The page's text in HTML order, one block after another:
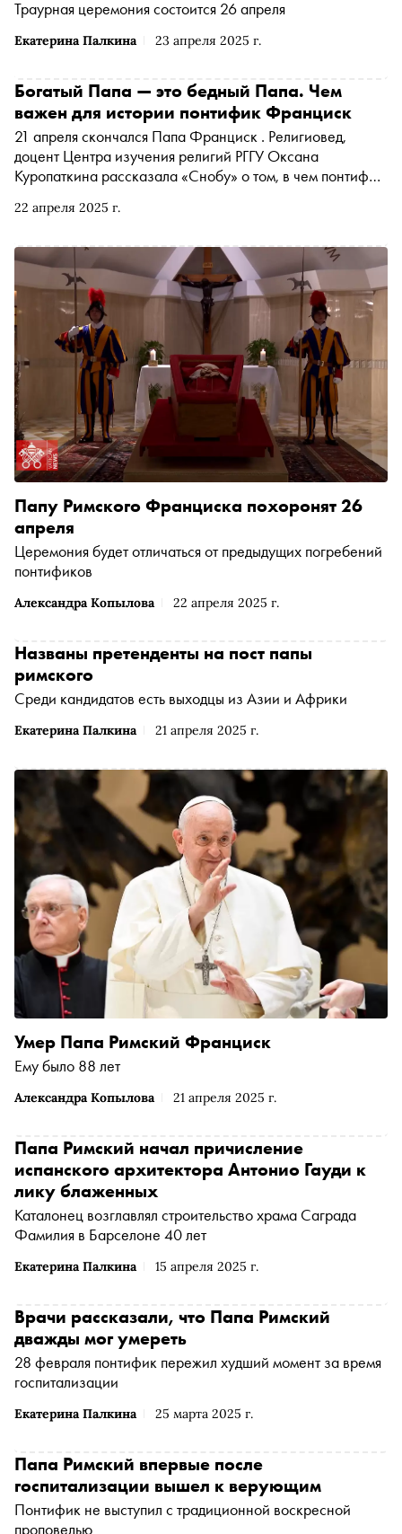
Екатерина Палкина 23 апреля 2025 г.
Траурная церемония состоится 26 апреля
22 апреля 2025 г.
Богатый Папа — это бедный Папа. Чем
важен для истории понтифик Франциск
21 апреля скончался Папа Франциск . Религиовед,
доцент Центра изучения религий РГГУ Оксана
Куропаткина рассказала «Снобу» о том, в чем понтифик
католической Церкви, с помощью чего пытался наладить
возмущение у консерваторов правого толка, как
защищал жертв педофилии, зачем упрощал процедуру
разводов и по какому сценарию пройдет передача
папского сана
Александра Копылова 22 апреля 2025 г.
Папу Римского Франциска похоронят 26
апреля
Церемония будет отличаться от предыдущих погребений
понтификов
Екатерина Палкина 21 апреля 2025 г.
Названы претенденты на пост папы
римского
Среди кандидатов есть выходцы из Азии и Африки
Александра Копылова 21 апреля 2025 г.
Умер Папа Римский Франциск
Ему было 88 лет
Екатерина Палкина 15 апреля 2025 г.
Папа Римский начал причисление
испанского архитектора Антонио Гауди к
лику блаженных
Каталонец возглавлял строительство храма Саграда
Фамилия в Барселоне 40 лет
Екатерина Палкина 25 марта 2025 г.
Врачи рассказали, что Папа Римский
дважды мог умереть
28 февраля понтифик пережил худший момент за время
госпитализации
Папа Римский впервые после
госпитализации вышел к верующим
Понтифик не выступил с традиционной воскресной
проповедью